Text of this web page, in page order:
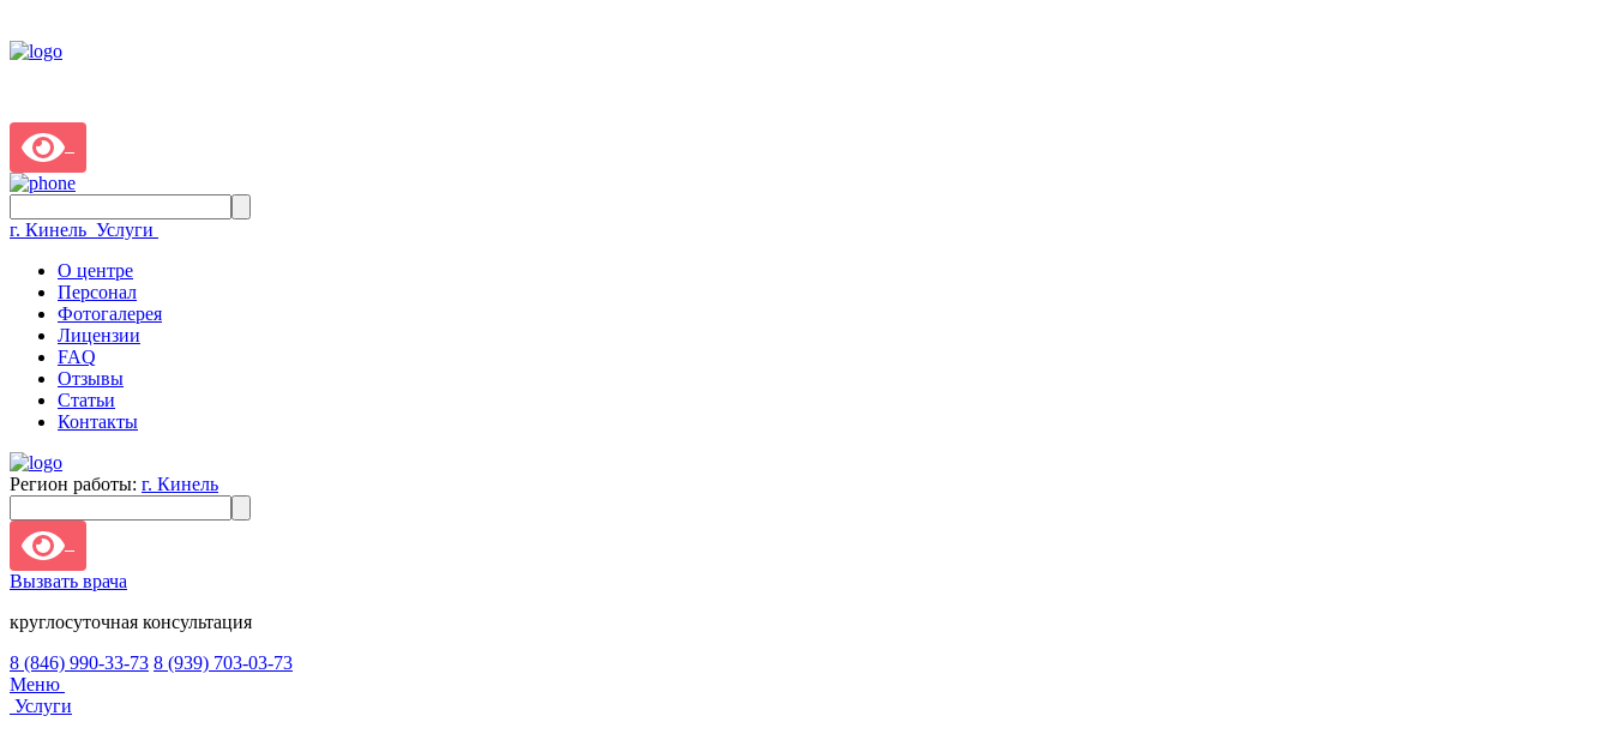
г. Кинель Услуги
О центре
Персонал
Фотогалерея
Лицензии
FAQ
Отзывы
Статьи
Контакты
Регион работы: г. Кинель
Вызвать врача
круглосуточная консультация
8 (846) 990-33-73 8 (939) 703-03-73
Меню
Услуги